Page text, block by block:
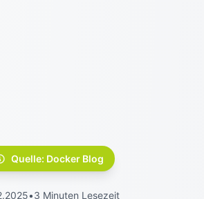
Quelle: Docker Blog
•3 Minuten Lesezeit